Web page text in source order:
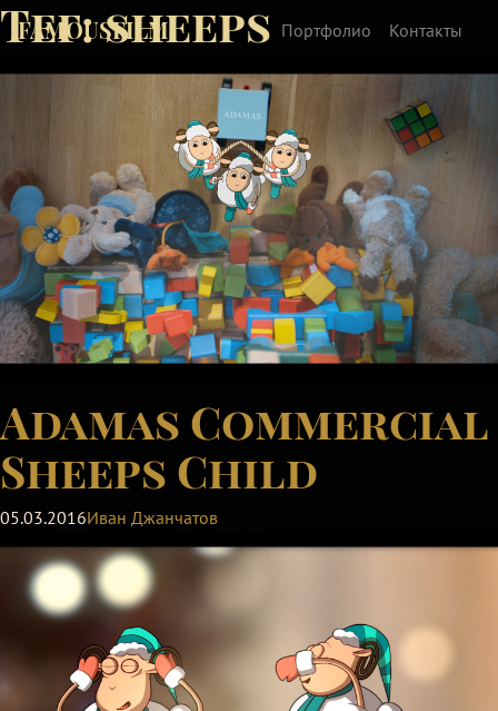
FAMOUSFILM Портфолио Контакты
Тег:sheeps
Adamas Commercial
Sheeps Child
05.03.2016Иван Джанчатов